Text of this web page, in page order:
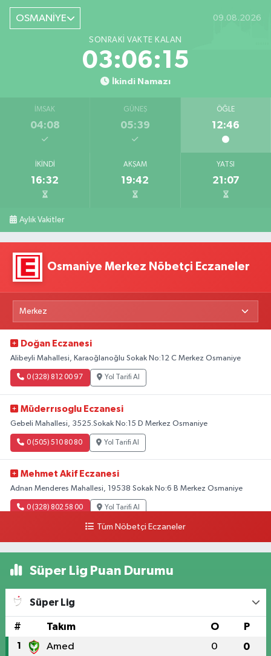
OSMANİYE 09.08.2026
SONRAKI VAKTE KALAN
03:06:14
İkindi Namazı
İMSAK
04:08
GÜNEŞ
05:39
ÖĞLE
12:46
İKINDI
16:32
AKŞAM
19:42
YATSI
21:07
Aylık Vakitler
Osmaniye Merkez Nöbetçi Eczaneler
Doğan Eczanesi
Alibeyli Mahallesi, Karaoğlanoğlu Sokak No:12 C Merkez Osmaniye
0 (328) 812 00 97 Yol Tarifi Al
Müderrısoglu Eczanesi
Gebeli Mahallesi, 3525.Sokak No:15 D Merkez Osmaniye
0 (505) 510 80 80 Yol Tarifi Al
Mehmet Akif Eczanesi
Adnan Menderes Mahallesi, 19538 Sokak No:6 B Merkez Osmaniye
0 (328) 802 58 00 Yol Tarifi Al
Tüm Nöbetçi Eczaneler
Süper Lig Puan Durumu
Süper Lig
# Takım O P
1 Amed 0 0